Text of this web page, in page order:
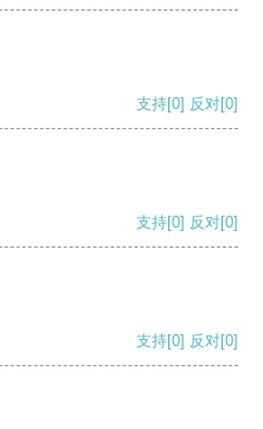
支持[0] 反对[0]
支持[0] 反对[0]
支持[0] 反对[0]